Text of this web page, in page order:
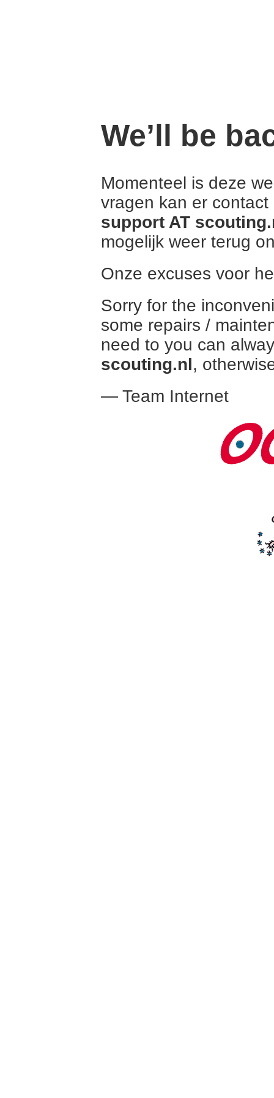
We’ll be
Momenteel is deze
vragen kan er
support AT
mogelijk weer terug
Onze excuses voor
Sorry for the
some repairs /
need to you can
scouting.nl,
— Team Internet